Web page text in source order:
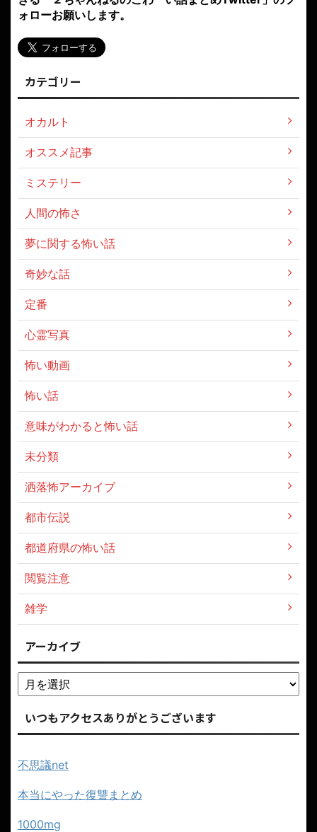
ォローお願いします。
カテゴリー
オカルト
オススメ記事
ミステリー
人間の怖さ
夢に関する怖い話
奇妙な話
定番
心霊写真
怖い動画
怖い話
意味がわかると怖い話
未分類
洒落怖アーカイブ
都市伝説
都道府県の怖い話
閲覧注意
雑学
アーカイブ
いつもアクセスありがとうございます
不思議net
本当にやった復讐まとめ
1000mg